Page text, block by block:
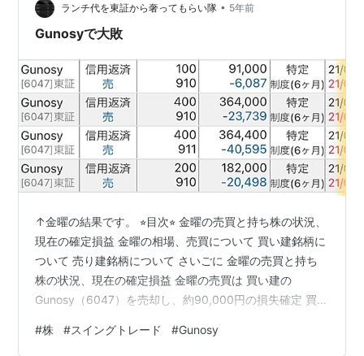
ランチ代を東証から奢ってもらい隊 • 5年前
Gunosyで大敗
↑金曜の結果です。 ⭐︎目次⭐︎ 金曜の売買と持ち株の状況、
現在の確定損益 金曜の相場、売買について 買い建銘柄に
ついて 売り建銘柄について さいごに 金曜の売買と持ち
株の状況、現在の確定損益 金曜の売買は 買い建の
Gunosy（6047）を売却し、約90,000円の損失確定 買い
い増しです。 持ち株の状況以下の通りです。 ＜買い建＞
#株 #スイングトレード #Gunosy